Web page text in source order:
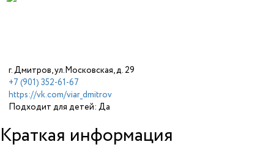
г. Дмитров, ул.Московская, д. 29
+7 (901) 352-61-67
https://vk.com/viar_dmitrov
Подходит для детей: Да
Краткая информация